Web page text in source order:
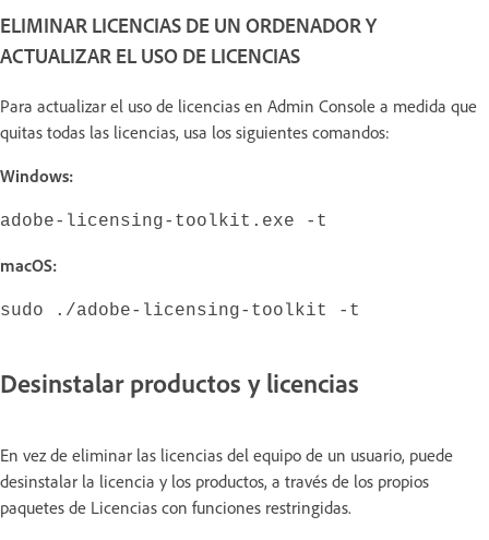
ELIMINAR LICENCIAS DE UN ORDENADOR Y
ACTUALIZAR EL USO DE LICENCIAS
Para actualizar el uso de licencias en Admin Console a medida que
quitas todas las licencias, usa los siguientes comandos:
Windows:
adobe-licensing-toolkit.exe -t
macOS:
sudo ./adobe-licensing-toolkit -t
Desinstalar productos y licencias
En vez de eliminar las licencias del equipo de un usuario, puede
desinstalar la licencia y los productos, a través de los propios
paquetes de Licencias con funciones restringidas.